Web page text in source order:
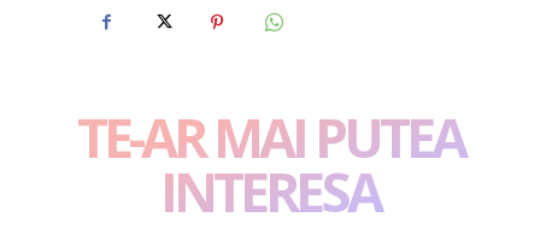
TE-AR MAI PUTEA
INTERESA